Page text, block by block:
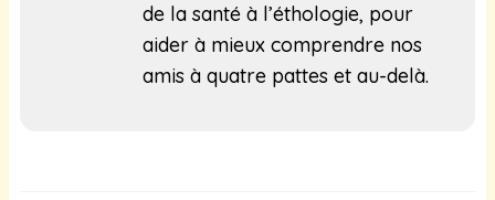
de la santé à l’éthologie, pour
aider à mieux comprendre nos
amis à quatre pattes et au-delà.